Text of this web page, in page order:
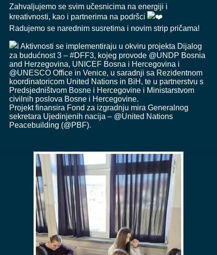
Zahvaljujemo se svim učesnicima na energiji i
kreativnosti, kao i partnerima na podršci
Radujemo se narednim susretima i novim strip pričama!
Aktivnosti se implementiraju u okviru projekta Dijalog
za budućnost 3 – #DFF3, kojeg provode @UNDP Bosnia
and Herzegovina, UNICEF Bosna i Hercegovina i
@UNESCO Office in Venice, u saradnji sa Rezidentnom
koordinatoricom United Nations in BiH , te u partnerstvu s
Predsjedništvom Bosne i Hercegovine i Ministarstvom
civilnih poslova Bosne i Hercegovine.
Projekt finansira Fond za izgradnju mira Generalnog
sekretara Ujedinjenih nacija – @United Nations
Peacebuilding (@PBF).